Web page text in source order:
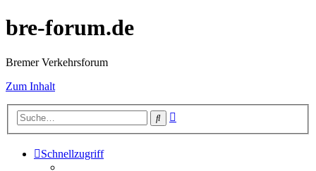
bre-forum.de
Bremer Verkehrsforum
Zum Inhalt
Suche
Schnellzugriff